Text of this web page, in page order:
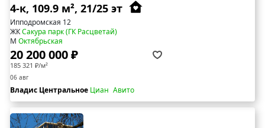
4-к, 109.9 м², 21/25 эт
Ипподромская 12
ЖКСакура парк (ГК Расцветай)
М Октябрьская
20 200 000 ₽
185 321 ₽/м²
06 авг
Владис Центральное Циан Авито